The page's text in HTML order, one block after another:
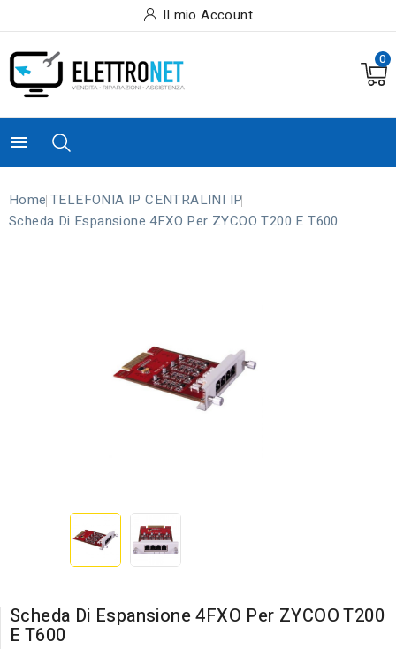
Il mio Account
0

Home TELEFONIA IP CENTRALINI IP
Scheda Di Espansione 4FXO Per ZYCOO T200 E T600
Scheda Di Espansione 4FXO Per ZYCOO T200
E T600